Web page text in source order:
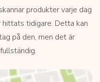
produkter varje dag
hittats tidigare. Detta kan
på den, men det är